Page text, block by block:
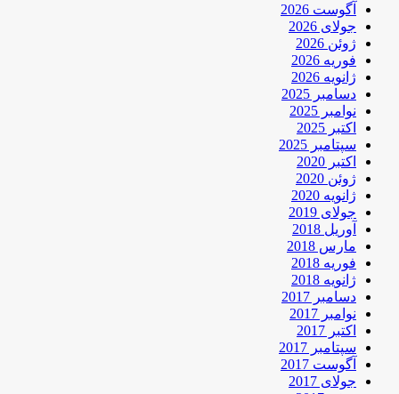
آگوست 2026
جولای 2026
ژوئن 2026
فوریه 2026
ژانویه 2026
دسامبر 2025
نوامبر 2025
اکتبر 2025
سپتامبر 2025
اکتبر 2020
ژوئن 2020
ژانویه 2020
جولای 2019
آوریل 2018
مارس 2018
فوریه 2018
ژانویه 2018
دسامبر 2017
نوامبر 2017
اکتبر 2017
سپتامبر 2017
آگوست 2017
جولای 2017